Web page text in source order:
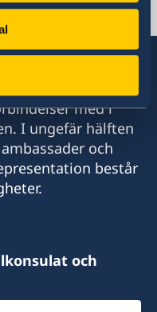
med i
I ungefär hälften
och
består
och